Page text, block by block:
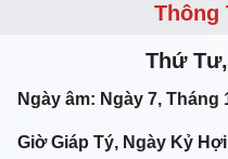
Thông
Thứ
Ngày âm: Ngày 7, Tháng
Giờ Giáp Tý, Ngày Kỷ